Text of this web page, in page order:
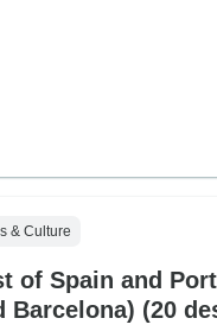
& Culture
of Spain and
Barcelona) (20